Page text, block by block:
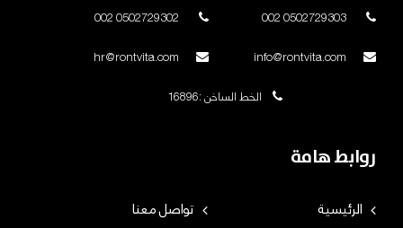
الخط الساخن :16896
روابط هامة
الرئيسية
تواصل معنا